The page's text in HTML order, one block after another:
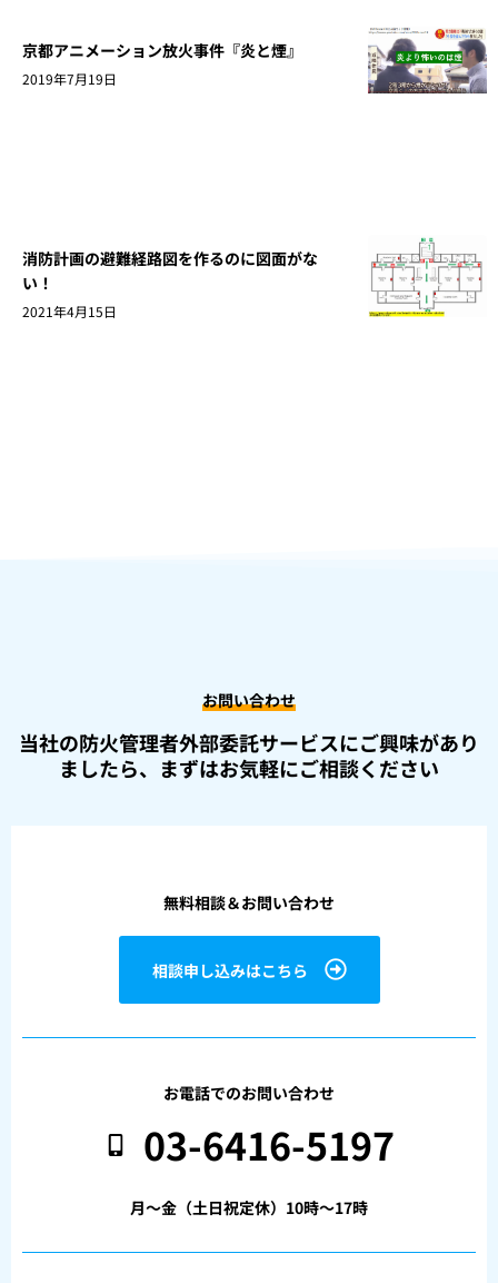
京都アニメーション放火事件『炎と煙』
2019年7月19日
消防計画の避難経路図を作るのに図面がな
い！
2021年4月15日
お問い合わせ
当社の防火管理者外部委託サービスにご興味があり
ましたら、 まずはお気軽にご相談ください
無料相談＆お問い合わせ
相談申し込みはこちら
お電話でのお問い合わせ
03-6416-5197
月〜金（土日祝定休）10時〜17時